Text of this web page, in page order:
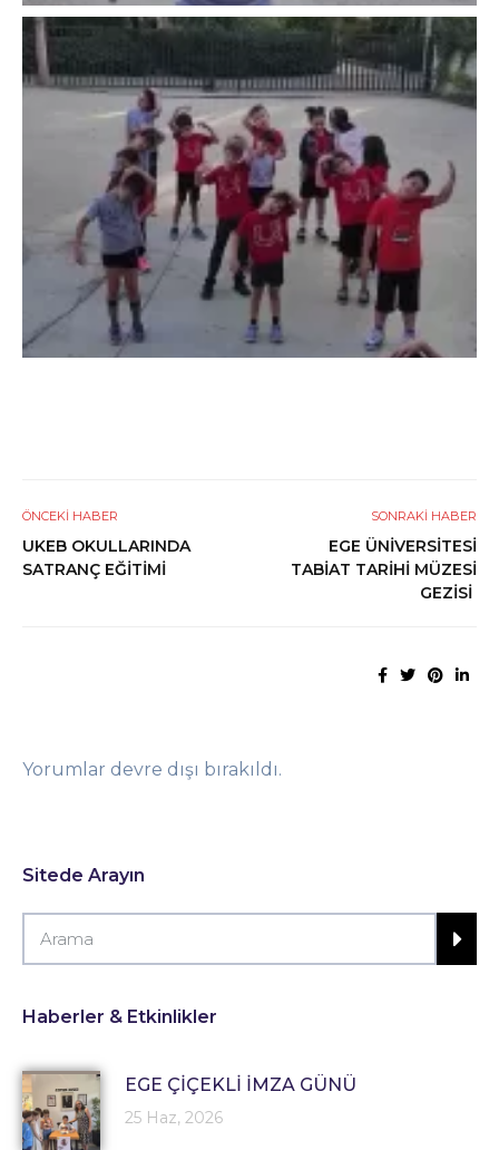
ÖNCEKI HABER
UKEB OKULLARINDA
SATRANÇ EĞİTİMİ
SONRAKI HABER
EGE ÜNİVERSİTESİ
TABİAT TARİHİ MÜZESİ
GEZİSİ
Yorumlar devre dışı bırakıldı.
Sitede Arayın
Haberler & Etkinlikler
EGE ÇİÇEKLİ İMZA GÜNÜ
25 Haz, 2026